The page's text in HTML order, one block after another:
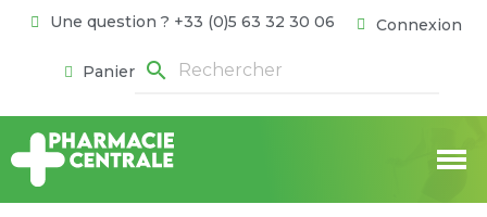
Une question ? +33 (0)5 63 32 30 06 Connexion
Panier search